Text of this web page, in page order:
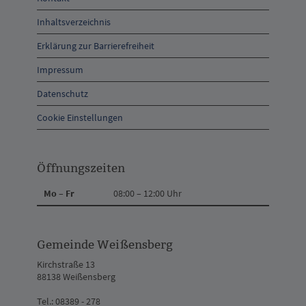
und
Anschrift
und
Kontakt
Inhaltsverzeichnis
Erklärung zur Barrierefreiheit
Impressum
Datenschutz
Cookie Einstellungen
Öffnungszeiten
Mo – Fr 08:00 – 12:00 Uhr
Gemeinde Weißensberg
Kirchstraße 13
88138 Weißensberg
Tel.: 08389 - 278